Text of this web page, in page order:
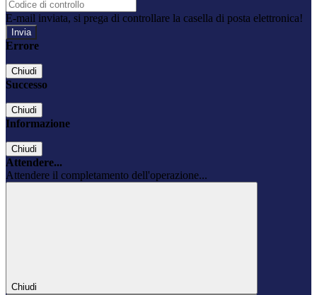
E-mail inviata, si prega di controllare la casella di posta elettronica!
Errore
Chiudi
Successo
Chiudi
Informazione
Chiudi
Attendere...
Attendere il completamento dell'operazione...
Chiudi